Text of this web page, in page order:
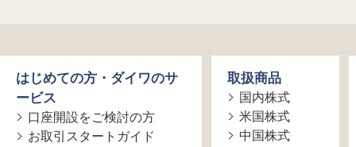
はじめての方・ダイワのサ
ービス
口座開設をご検討の方
お取引スタートガイド
取扱商品
国内株式
米国株式
中国株式